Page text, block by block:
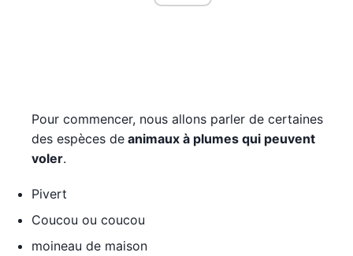
Pour commencer, nous allons parler de certaines
des espèces de animaux à plumes qui peuvent
voler.
Pivert
Coucou ou coucou
moineau de maison